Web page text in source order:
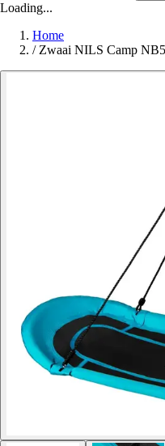
Loading...
Home
/ Zwaai NILS Camp